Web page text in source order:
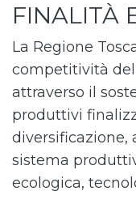
FINALITÀ
La Regione
competitività
attraverso il
produttivi
diversificazione,
sistema
ecologica,